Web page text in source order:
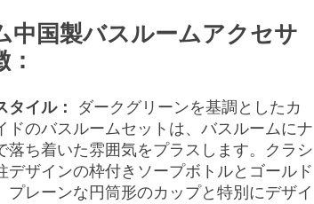
中国製バスルームアクセサ
タイル：
ダークグリーンを基調としたカ
ドのバスルームセットは、バスルームにナ
落ち着いた雰囲気をプラスします。クラシ
デザインの枠付きソープボトルとゴールド
プレーンな円筒形のカップと特別にデザイ